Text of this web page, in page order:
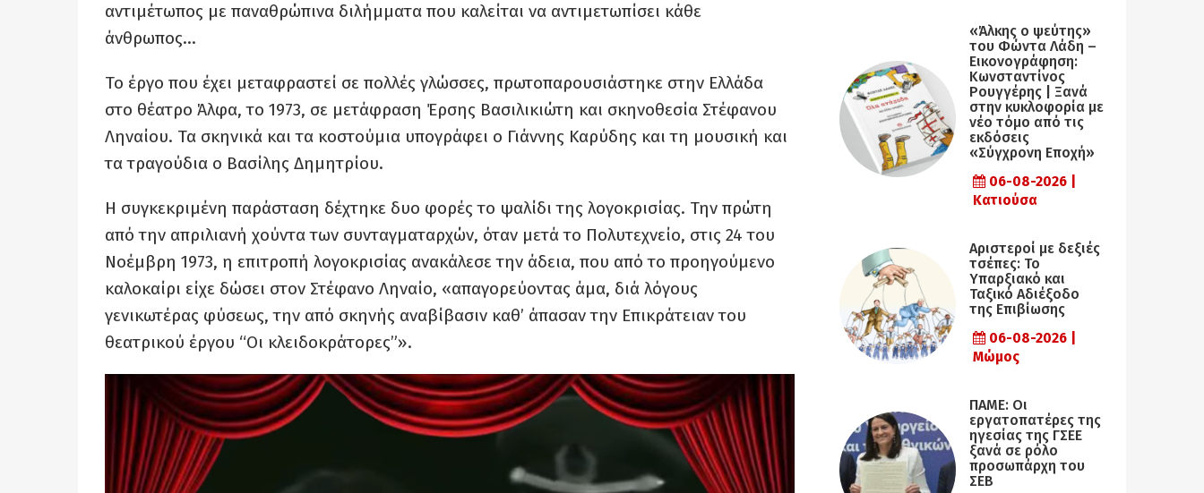
αντιμέτωπος με παναθρώπινα διλήμματα που καλείται να αντιμετωπίσει κάθε
άνθρωπος…
Το έργο που έχει μεταφραστεί σε πολλές γλώσσες, πρωτοπαρουσιάστηκε στην Ελλάδα
στο θέατρο Άλφα, το 1973, σε μετάφραση Έρσης Βασιλικιώτη και σκηνοθεσία Στέφανου
Ληναίου. Τα σκηνικά και τα κοστούμια υπογράφει ο Γιάννης Καρύδης και τη μουσική και
τα τραγούδια ο Βασίλης Δημητρίου.
Η συγκεκριμένη παράσταση δέχτηκε δυο φορές το ψαλίδι της λογοκρισίας. Την πρώτη
από την απριλιανή χούντα των συνταγματαρχών, όταν μετά το Πολυτεχνείο, στις 24 του
Νοέμβρη 1973, η επιτροπή λογοκρισίας ανακάλεσε την άδεια, που από το προηγούμενο
καλοκαίρι είχε δώσει στον Στέφανο Ληναίο, «απαγορεύοντας άμα, διά λόγους
γενικωτέρας φύσεως, την από σκηνής αναβίβασιν καθ’ άπασαν την Επικράτειαν του
θεατρικού έργου “Οι κλειδοκράτορες”».
«Άλκης ο ψεύτης»
του Φώντα Λάδη –
Εικονογράφηση:
Κωνσταντίνος
Ρουγγέρης | Ξανά
στην κυκλοφορία με
νέο τόμο από τις
εκδόσεις
«Σύγχρονη Εποχή»
06-08-2026 |
Κατιούσα
Αριστεροί με δεξιές
τσέπες: Το
Υπαρξιακό και
Ταξικό Αδιέξοδο
της Επιβίωσης
06-08-2026 |
Μώμος
ΠΑΜΕ: Οι
εργατοπατέρες της
ηγεσίας της ΓΣΕΕ
ξανά σε ρόλο
προσωπάρχη του
ΣΕΒ